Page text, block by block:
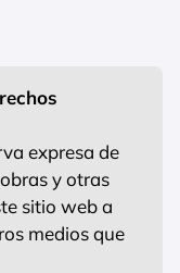
expresa de
y otras
sitio web a
medios que